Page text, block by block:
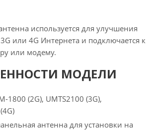
используется для улучшения
или 4G Интернета и подключается к
или модему.
МОДЕЛИ
1800 (2G), UMTS2100 (3G),
антенна для установки на